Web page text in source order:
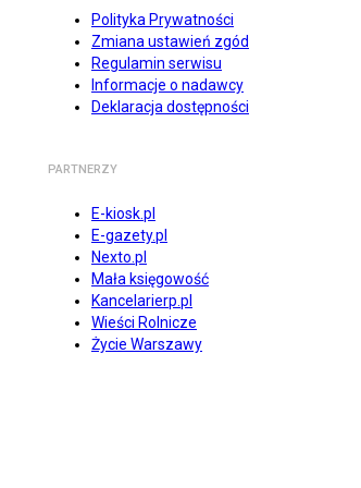
Polityka Prywatności
Zmiana ustawień zgód
Regulamin serwisu
Informacje o nadawcy
Deklaracja dostępności
PARTNERZY
E-kiosk.pl
E-gazety.pl
Nexto.pl
Mała księgowość
Kancelarierp.pl
Wieści Rolnicze
Życie Warszawy